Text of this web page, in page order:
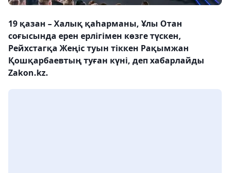
19 қазан – Халық қаһарманы, Ұлы Отан
соғысында ерен ерлігімен көзге түскен,
Рейхстагқа Жеңіс туын тіккен Рақымжан
Қошқарбаевтың туған күні, деп хабарлайды
Zakon.kz.